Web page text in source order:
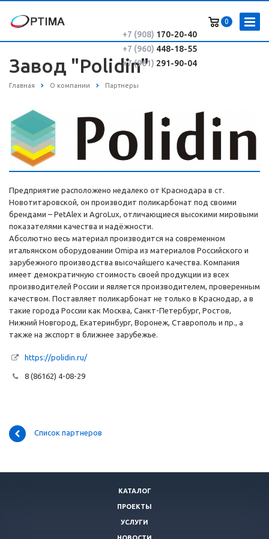
0
+7 (908) 170-20-40
+7 (960) 448-18-55
+7 (961) 291-90-04
Завод "Polidin"
Главная О компании Партнеры
Предприятие расположено недалеко от Краснодара в ст.
Новотитаровской, он производит поликарбонат под своими
брендами – PetAlex и AgroLux, отличающиеся высокими мировыми
показателями качества и надёжности.
Абсолютно весь материал производится на современном
итальянском оборудовании Omipa из материалов Российского и
зарубежного производства высочайшего качества. Компания
имеет демократичную стоимость своей продукции из всех
производителей России и является производителем, проверенным
качеством. Поставляет поликарбонат не только в Краснодар, а в
такие города России как Москва, Санкт-Петербург, Ростов,
Нижний Новгород, Екатеринбург, Воронеж, Ставрополь и пр., а
также на экспорт в ближнее зарубежье.
https://polidin.ru/
8 (86162) 4-08-29
Список партнеров
КАТАЛОГ
ПРОЕКТЫ
УСЛУГИ